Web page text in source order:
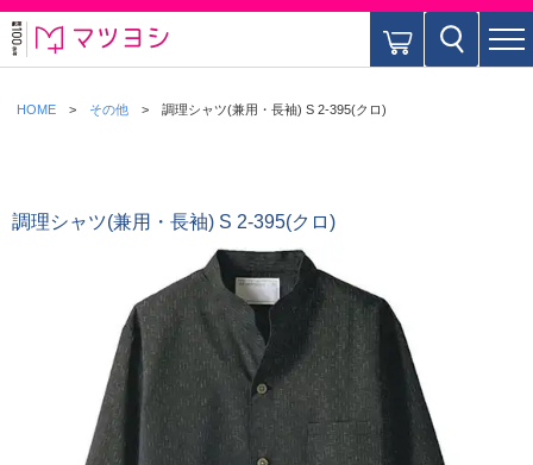
HOME その他 調理シャツ(兼用・長袖) S 2-395(クロ)
調理シャツ(兼用・長袖) S 2-395(クロ)